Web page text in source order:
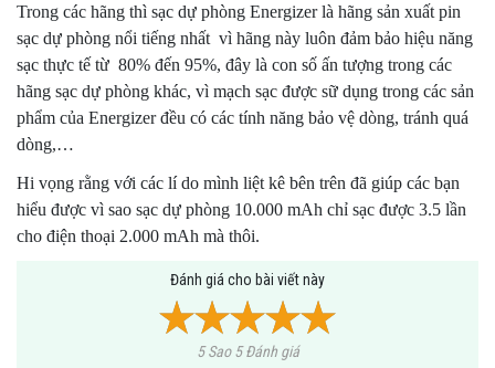
Trong các hãng thì sạc dự phòng Energizer là hãng sản xuất pin
sạc dự phòng nổi tiếng nhất vì hãng này luôn đảm bảo hiệu năng
sạc thực tế từ 80% đến 95%, đây là con số ấn tượng trong các
hãng sạc dự phòng khác, vì mạch sạc được sữ dụng trong các sản
phẩm của Energizer đều có các tính năng bảo vệ dòng, tránh quá
dòng,…
Hi vọng rằng với các lí do mình liệt kê bên trên đã giúp các bạn
hiểu được vì sao sạc dự phòng 10.000 mAh chỉ sạc được 3.5 lần
cho điện thoại 2.000 mAh mà thôi.
Đánh giá cho bài viết này
5 Sao 5 Đánh giá